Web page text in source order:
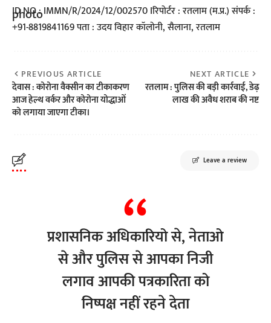
ID NO : IMMN/R/2024/12/002570 Iरिपोर्टर : रतलाम (म.प्र.) संपर्क :
+91-8819841169 पता : उदय विहार कॉलोनी, सैलाना, रतलाम
PREVIOUS ARTICLE
देवास : कोरोना वैक्सीन का टीकाकरण
आज हेल्थ वर्कर और कोरोना योद्धाओं
को लगाया जाएगा टीका।
NEXT ARTICLE
रतलाम : पुलिस की बड़ी कार्रवाई, डेढ़
लाख की अवैध शराब की नष्ट
Leave a review
प्रशासनिक अधिकारियो से, नेताओ
से और पुलिस से आपका निजी
लगाव आपकी पत्रकारिता को
निष्पक्ष नहीं रहने देता